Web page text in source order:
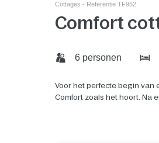
Cottages - Referentie TF952
Comfort
6 personen
Voor het perfecte begin van
Comfort zoals het hoort. Na